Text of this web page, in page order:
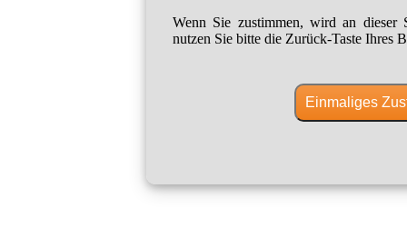
Wenn Sie zustimmen, wird an dieser
nutzen Sie bitte die Zurück-Taste Ihres
Einmaliges